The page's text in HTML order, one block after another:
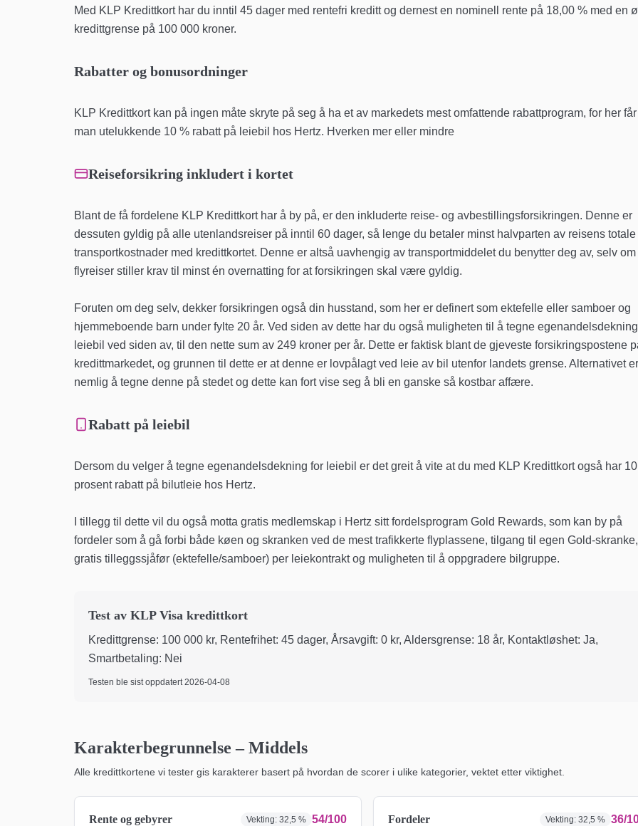
Med KLP Kredittkort har du inntil 45 dager med rentefri kreditt og dernest en nominell rente på 18,00 % med en
kredittgrense på 100 000 kroner.
Rabatter og bonusordninger
KLP Kredittkort kan på ingen måte skryte på seg å ha et av markedets mest omfattende rabattprogram, for her får
man utelukkende 10 % rabatt på leiebil hos Hertz. Hverken mer eller mindre
Reiseforsikring inkludert i kortet
Blant de få fordelene KLP Kredittkort har å by på, er den inkluderte reise- og avbestillingsforsikringen. Denne er
dessuten gyldig på alle utenlandsreiser på inntil 60 dager, så lenge du betaler minst halvparten av reisens totale
transportkostnader med kredittkortet. Denne er altså uavhengig av transportmiddelet du benytter deg av, selv om
flyreiser stiller krav til minst én overnatting for at forsikringen skal være gyldig.
Foruten om deg selv, dekker forsikringen også din husstand, som her er definert som ektefelle eller samboer og
hjemmeboende barn under fylte 20 år. Ved siden av dette har du også muligheten til å tegne
leiebil ved siden av, til den nette sum av 249 kroner per år. Dette er faktisk blant de gjeveste forsikringspostene
kredittmarkedet, og grunnen til dette er at denne er lovpålagt ved leie av bil utenfor landets grense. Alternativet er
nemlig å tegne denne på stedet og dette kan fort vise seg å bli en ganske så kostbar affære.
Rabatt på leiebil
Dersom du velger å tegne egenandelsdekning for leiebil er det greit å vite at du med KLP Kredittkort også har 10
prosent rabatt på bilutleie hos Hertz.
I tillegg til dette vil du også motta gratis medlemskap i Hertz sitt fordelsprogram Gold Rewards, som kan by på
fordeler som å gå forbi både køen og skranken ved de mest trafikkerte flyplassene, tilgang til egen Gold-skranke,
gratis tilleggssjåfør (ektefelle/samboer) per leiekontrakt og muligheten til å oppgradere bilgruppe.
Test av KLP Visa kredittkort
Kredittgrense: 100 000 kr, Rentefrihet: 45 dager, Årsavgift: 0 kr, Aldersgrense: 18 år, Kontaktløshet: Ja,
Smartbetaling: Nei
Testen ble sist oppdatert2026-04-08
Karakterbegrunnelse –Middels
Alle kredittkortene vi tester gis karakterer basert på hvordan de scorer i ulike kategorier, vektet etter viktighet.
Rente og gebyrer Vekting: 32,5 % 54/100 Fordeler Vekting: 32,5 % 36/